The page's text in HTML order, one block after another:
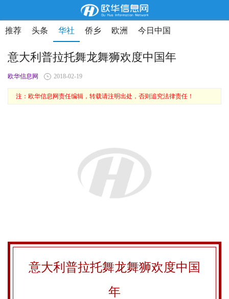
推荐 头条 华社 侨乡 欧洲 今日中国
意大利普拉托舞龙舞狮欢度中国年
欧华信息网 2018-02-19
注：欧华信息网责任编辑，转载请注明出处，否则追究法律责任！
意大利普拉托舞龙舞狮欢度中国
年